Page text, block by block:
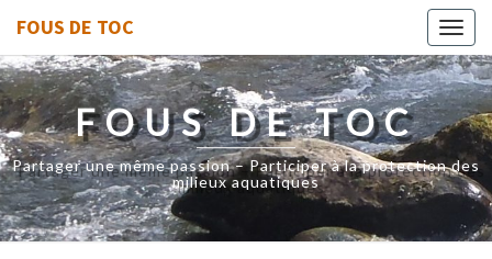
FOUS DE TOC
FOUS DE TOC
Partager une même passion – Participer à la protection des
milieux aquatiques